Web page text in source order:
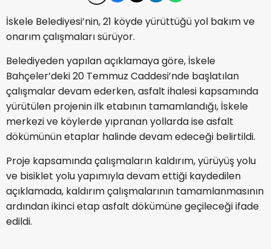
İskele Belediyesi’nin, 21 köyde yürüttüğü yol bakım ve
onarım çalışmaları sürüyor.
Belediyeden yapılan açıklamaya göre, İskele
Bahçeler’deki 20 Temmuz Caddesi’nde başlatılan
çalışmalar devam ederken, asfalt ihalesi kapsamında
yürütülen projenin ilk etabının tamamlandığı, İskele
merkezi ve köylerde yıpranan yollarda ise asfalt
dökümünün etaplar halinde devam edeceği belirtildi.
Proje kapsamında çalışmaların kaldırım, yürüyüş yolu
ve bisiklet yolu yapımıyla devam ettiği kaydedilen
açıklamada, kaldırım çalışmalarının tamamlanmasının
ardından ikinci etap asfalt dökümüne geçileceği ifade
edildi.